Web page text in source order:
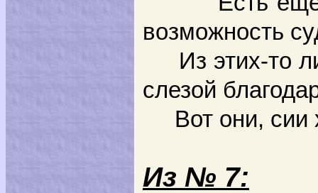
возможность
Из этих-то
слезой
Вот они, сии
Из № 7: